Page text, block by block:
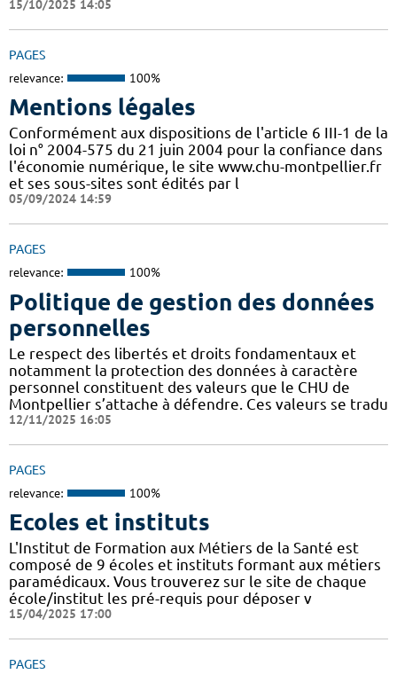
15/10/2025 14:05
PAGES
relevance: 100%
Mentions légales
Conformément aux dispositions de l'article 6 III-1 de la
loi n° 2004-575 du 21 juin 2004 pour la confiance dans
l'économie numérique, le site www.chu-montpellier.fr
et ses sous-sites sont édités par l
05/09/2024 14:59
PAGES
relevance: 100%
Politique de gestion des données
personnelles
Le respect des libertés et droits fondamentaux et
notamment la protection des données à caractère
personnel constituent des valeurs que le CHU de
Montpellier s’attache à défendre. Ces valeurs se tradu
12/11/2025 16:05
PAGES
relevance: 100%
Ecoles et instituts
L'Institut de Formation aux Métiers de la Santé est
composé de 9 écoles et instituts formant aux métiers
paramédicaux. Vous trouverez sur le site de chaque
école/institut les pré-requis pour déposer v
15/04/2025 17:00
PAGES